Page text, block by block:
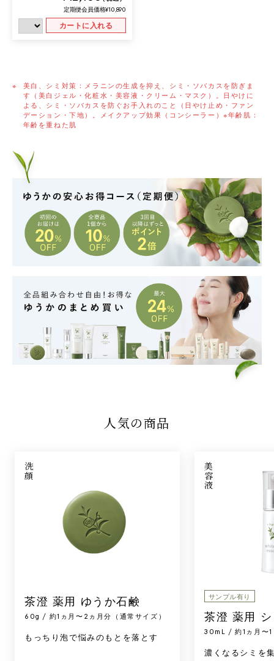
定期便会員価格¥10,890
カートに入れる
美白、シミ対策：メラニンの生成を抑え、シミ・ソバカスを防ぎま
す（美白ジェル・化粧水・美容液・クリーム・マスク）。日やけに
よる、シミ・ソバカスを防ぐお手入れのこと（日やけ止め・ファン
デーション・下地）。メイクアップ効果（コンシーラー）※年齢肌：
年齢を重ねた肌
人気の商品
洗顔
茶澄 薬用 ゆうか石鹸
60g / 約1ヵ月〜2ヵ月分（通常サイズ）
もっちり泡で悩みのもとを落とす
美容液
サンプル有り
茶澄 薬用
30mL / 約1ヵ月〜1
濃くなるシミを